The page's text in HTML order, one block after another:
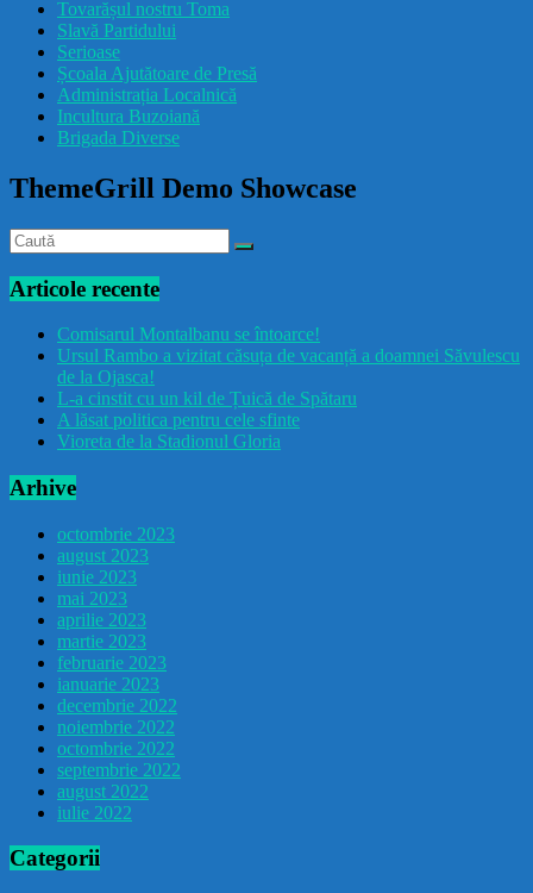
drăcușorulbuzoian
Tovarășul nostru Toma
Slavă Partidului
Serioase
Școala Ajutătoare de Presă
Administrația Localnică
Incultura Buzoiană
Brigada Diverse
ThemeGrill Demo Showcase
Articole recente
Comisarul Montalbanu se întoarce!
Ursul Rambo a vizitat căsuța de vacanță a doamnei Săvulescu
de la Ojasca!
L-a cinstit cu un kil de Țuică de Spătaru
A lăsat politica pentru cele sfinte
Vioreta de la Stadionul Gloria
Arhive
octombrie 2023
august 2023
iunie 2023
mai 2023
aprilie 2023
martie 2023
februarie 2023
ianuarie 2023
decembrie 2022
noiembrie 2022
octombrie 2022
septembrie 2022
august 2022
iulie 2022
Categorii